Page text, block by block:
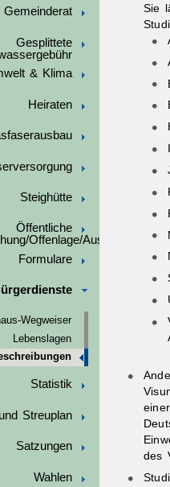
Gemeinderat
Gesplittete
& Klima
Heiraten
Steighütte
Öffentliche
Offenlage/
Formulare
Wegweiser
Lebenslagen
Statistik
Streuplan
Satzungen
Wahlen
Sie
des